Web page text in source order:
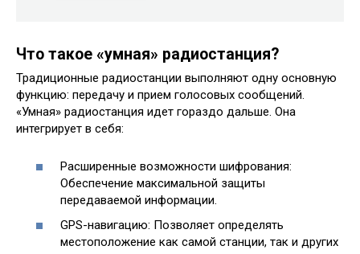
Что такое «умная» радиостанция?
Традиционные радиостанции выполняют одну основную
функцию: передачу и прием голосовых сообщений.
«Умная» радиостанция идет гораздо дальше. Она
интегрирует в себя:
Расширенные возможности шифрования:
Обеспечение максимальной защиты
передаваемой информации.
GPS-навигацию: Позволяет определять
местоположение как самой станции, так и других